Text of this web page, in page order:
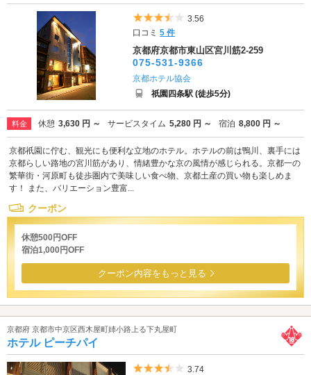
5つ星のうち3.5
3.56
口コミ5 件
京都府京都市東山区宮川筋2-259
075-531-9366
京都ホテル協会
祇園四条駅 (徒歩5分)
料金 休憩 3,630 円 ～ サービスタイム 5,280 円 ～ 宿泊 8,800 円 ～
京都祇園に佇む、観光にも便利な立地のホテル。ホテルの前は鴨川、裏手には
京都らしい路地の宮川筋があり、情緒豊かな京の風情が感じられる。京都一の
繁華街・河原町も徒歩圏内で美味しい食べ物、京都土産の買い物も楽しめま
す！ また、バリエーション豊富...
クーポン
休憩500円OFF
宿泊1,000円OFF
クーポン内容をもっと見る
京都府 京都市中京区西木屋町姉小路上る下丸屋町
ホテル ピーチパイ
5つ星のうち3.5
3.74